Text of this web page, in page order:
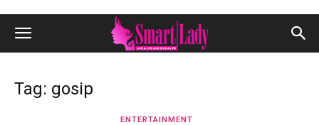
Tag: gosip
ENTERTAINMENT